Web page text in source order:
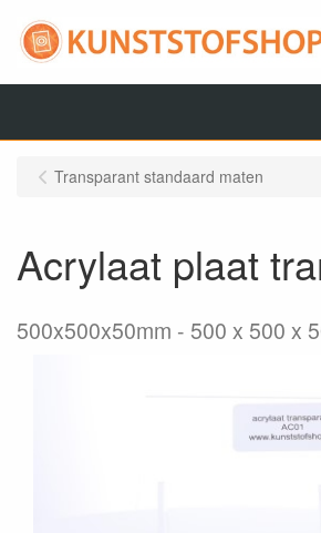
Transparant standaard maten
Acrylaat plaat
500x500x50mm 500 x 500 x